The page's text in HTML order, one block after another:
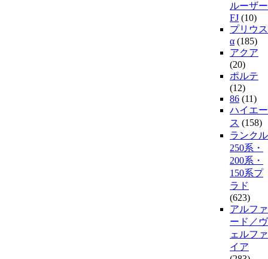
ルーザー
FJ (10)
プリウス
α (185)
アクア
(20)
ポルテ
(12)
86 (11)
ハイエー
ス (158)
ランクル
250系・
200系・
150系プ
ラド
(623)
アルファ
ード／ヴ
ェルファ
イア